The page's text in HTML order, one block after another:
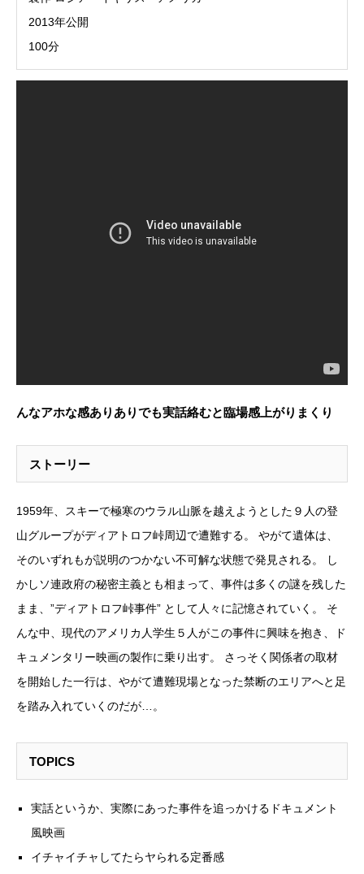
2013年公開
100分
んなアホな感ありありでも実話絡むと臨場感上がりまくり
ストーリー
1959年、スキーで極寒のウラル山脈を越えようとした９人の登
山グループがディアトロフ峠周辺で遭難する。 やがて遺体は、
そのいずれもが説明のつかない不可解な状態で発見される。 し
かしソ連政府の秘密主義とも相まって、事件は多くの謎を残した
まま、”ディアトロフ峠事件” として人々に記憶されていく。 そ
んな中、現代のアメリカ人学生５人がこの事件に興味を抱き、ド
キュメンタリー映画の製作に乗り出す。 さっそく関係者の取材
を開始した一行は、やがて遭難現場となった禁断のエリアへと足
を踏み入れていくのだが…。
TOPICS
実話というか、実際にあった事件を追っかけるドキュメント
風映画
イチャイチャしてたらヤられる定番感